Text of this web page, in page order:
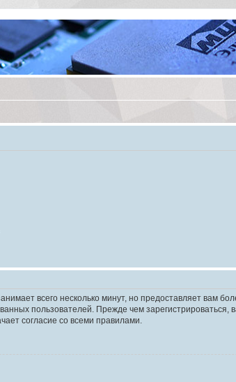
всего несколько минут, но предоставляет вам
пользователей. Прежде чем зарегистрироваться,
согласие со всеми правилами.